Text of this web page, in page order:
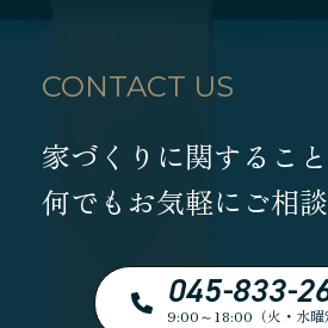
CONTACT US
家づくりに関するこ
何でもお気軽にご相
045-833-
9:00～18:00（火・水曜